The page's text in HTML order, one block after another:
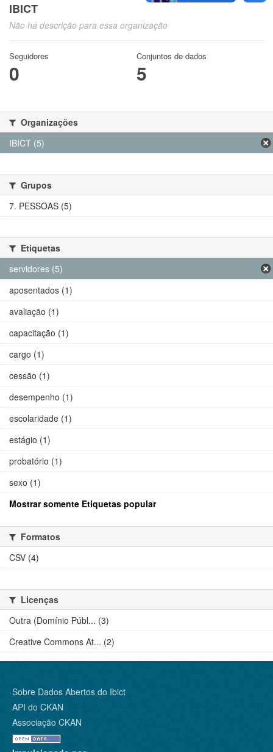
IBICT
Não há descrição para essa organização
Seguidores
0
Conjuntos de dados
5
Organizações
IBICT (5)
Grupos
7. PESSOAS (5)
Etiquetas
servidores (5)
aposentados (1)
avaliação (1)
capacitação (1)
cargo (1)
cessão (1)
desempenho (1)
escolaridade (1)
estágio (1)
probatório (1)
sexo (1)
Mostrar somente Etiquetas popular
Formatos
CSV (4)
Licenças
Outra (Domínio Públ... (3)
Creative Commons At... (2)
Sobre Dados Abertos do Ibict
API do CKAN
Associação CKAN